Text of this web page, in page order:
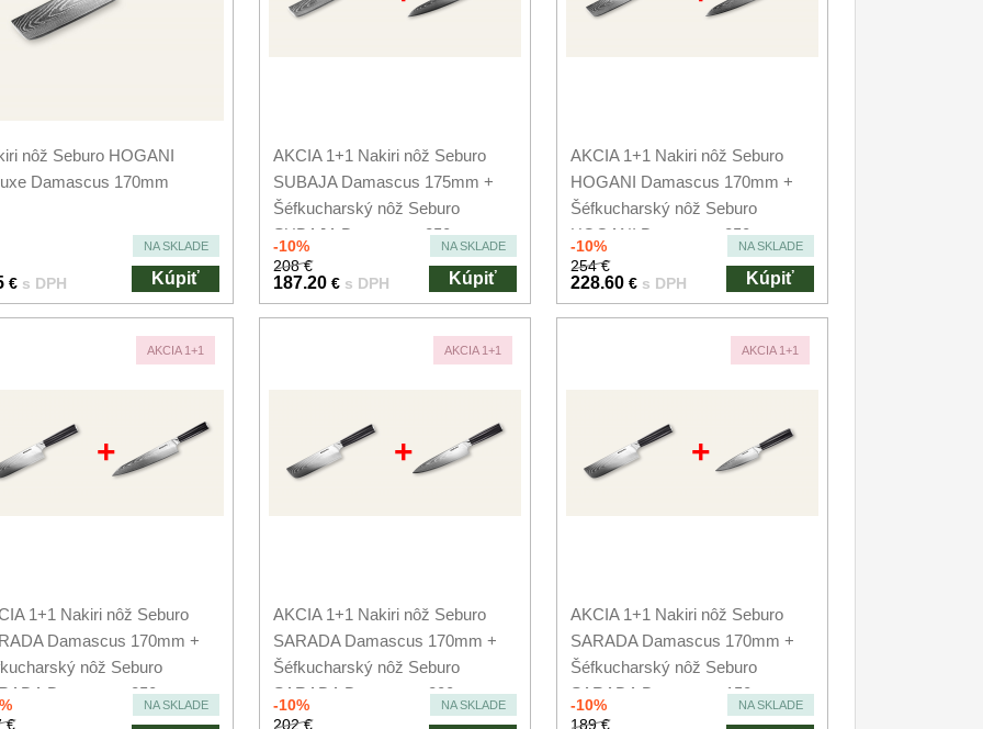
nôž Seburo HOGANI
Damascus 170mm
NA SKLADE
€ s DPH Kúpiť
AKCIA 1+1 Nakiri nôž Seburo
SUBAJA Damascus 175mm +
Šéfkucharský nôž Seburo
SUBAJA Damascus 250mm
-10% NA SKLADE
208 €
187.20 € s DPH Kúpiť
AKCIA 1+1 Nakiri nôž Seburo
HOGANI Damascus 170mm +
Šéfkucharský nôž Seburo
HOGANI Damascus 250mm
-10% NA SKLADE
254 €
228.60 € s DPH Kúpiť
AKCIA 1+1
+
1+1 Nakiri nôž Seburo
Damascus 170mm +
nôž Seburo
Damascus 250mm
NA SKLADE
€
AKCIA 1+1
+
AKCIA 1+1 Nakiri nôž Seburo
SARADA Damascus 170mm +
Šéfkucharský nôž Seburo
SARADA Damascus 200mm
-10% NA SKLADE
202 €
AKCIA 1+1
+
AKCIA 1+1 Nakiri nôž Seburo
SARADA Damascus 170mm +
Šéfkucharský nôž Seburo
SARADA Damascus 150mm
-10% NA SKLADE
189 €